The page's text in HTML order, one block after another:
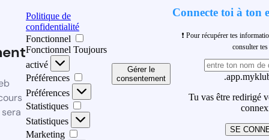
Politique de
confidentialité
Fonctionnel
Fonctionnel Toujours
activé
Préférences
Préférences
Statistiques
Statistiques
Marketing
Gérer le
consentement
Connecte toi à ton
❗ Pour récupérer tes
consulter
Tu vas être redirigé
SE